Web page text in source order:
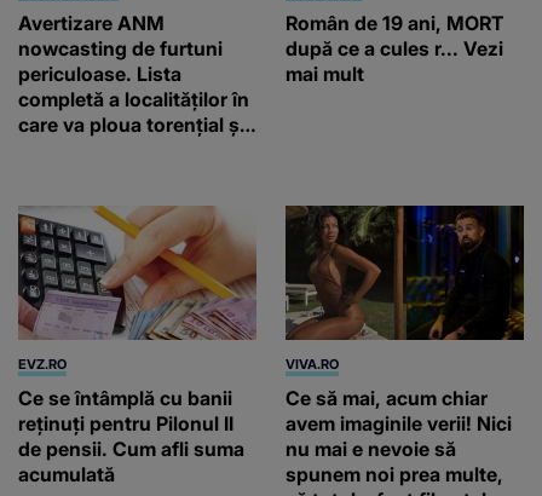
Avertizare ANM
nowcasting de furtuni
periculoase. Lista
completă a localităților în
care va ploua torențial și
Român de 19 ani, MORT
după ce a cules r... Vezi
mai mult
EVZ.RO
Ce se întâmplă cu banii
reținuți pentru Pilonul II
de pensii. Cum afli suma
acumulată
VIVA.RO
Ce să mai, acum chiar
avem imaginile verii! Nici
nu mai e nevoie să
spunem noi prea multe,